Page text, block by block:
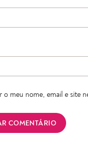
o meu nome, email e site